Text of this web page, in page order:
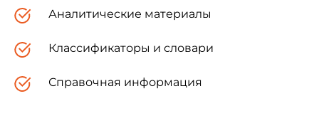
Аналитические материалы
Классификаторы и словари
Справочная информация